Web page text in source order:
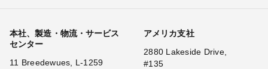
本社、製造・物流・サービス
センター
11 Breedewues, L-1259
アメリカ支社
2880 Lakeside Drive,
#135